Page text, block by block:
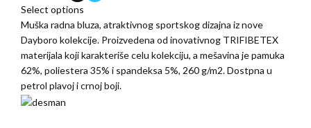
Select options
Muška radna bluza, atraktivnog sportskog dizajna iz nove
Dayboro kolekcije. Proizvedena od inovativnog TRIFIBETEX
materijala koji karakteriše celu kolekciju, a mešavina je pamuka
62%, poliestera 35% i spandeksa 5%, 260 g/m2. Dostpna u
petrol plavoj i crnoj boji.